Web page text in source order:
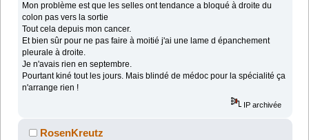
Mon problème est que les selles ont tendance a bloqué à droite du
colon pas vers la sortie
Tout cela depuis mon cancer.
Et bien sûr pour ne pas faire à moitié j'ai une lame d épanchement
pleurale à droite.
Je n'avais rien en septembre.
Pourtant kiné tout les jours. Mais blindé de médoc pour la spécialité ça
n'arrange rien !
IP archivée
RosenKreutz